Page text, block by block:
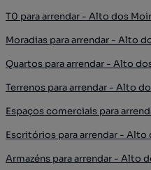
T0 para arrendar - Alto dos
Moradias para arrendar - Alto
Quartos para arrendar - Alto
Terrenos para arrendar - Alto
Espaços comerciais para
Escritórios para arrendar - Alto
Armazéns para arrendar - Alto